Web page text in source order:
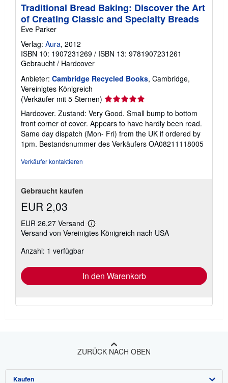
Traditional Bread Baking: Discover the Art
of Creating Classic and Specialty Breads
Eve Parker
Verlag: Aura, 2012
ISBN 10: 1907231269 / ISBN 13: 9781907231261
Gebraucht / Hardcover
Anbieter: Cambridge Recycled Books, Cambridge,
Vereinigtes Königreich
(Verkäufer mit 5 Sternen) Verkäuferbewertung
5
von
5
Sternen
Hardcover. Zustand: Very Good. Small bump to bottom
front corner of cover. Appears to have hardly been read.
Same day dispatch (Mon- Fri) from the UK if ordered by
1pm. Bestandsnummer des Verkäufers OA08211118005
Verkäufer kontaktieren
Gebraucht kaufen
EUR 2,03
EUR 26,27 Versand
Weitere
Informationen
Versand von Vereinigtes Königreich nach USA
Anzahl: 1 verfügbar
In den Warenkorb
ZURÜCK NACH OBEN
Kaufen